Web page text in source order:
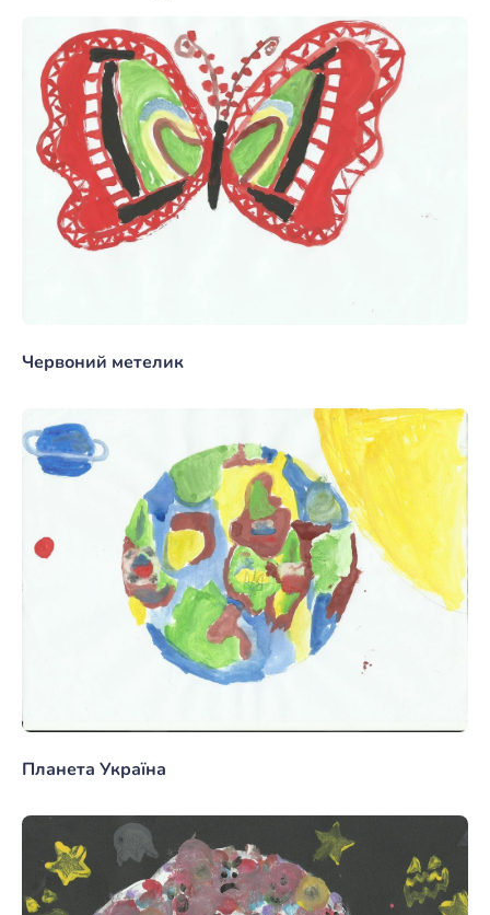
Червоний метелик
Планета Україна